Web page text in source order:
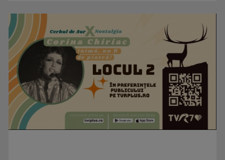
Visul începe la „Vedeta Familiei”! Au început înscrierile
pentru sezonul 9